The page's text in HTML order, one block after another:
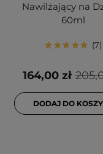
Nawilżający na
60ml
7
164,00 zł
DODAJ DO